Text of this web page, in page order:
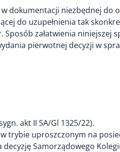
dokumentacji niezbędnej do
do uzupełnienia tak
załatwienia niniejszej
pierwotnej decyzji w
akt II SA/Gl 1325/22).
trybie uproszczonym na
decyzję Samorządowego